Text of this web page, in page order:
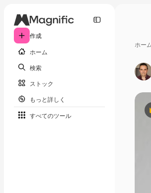
作成
ホーム
検索
ストック
もっと詳しく
すべてのツール
ホー